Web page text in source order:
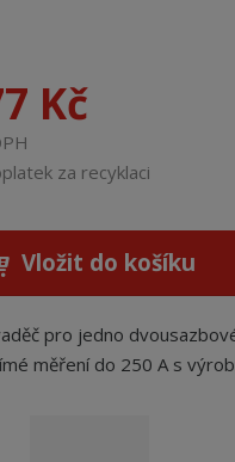
Kč
za recyklaci
Vložit do košíku
pro jedno
měření do 250 A s